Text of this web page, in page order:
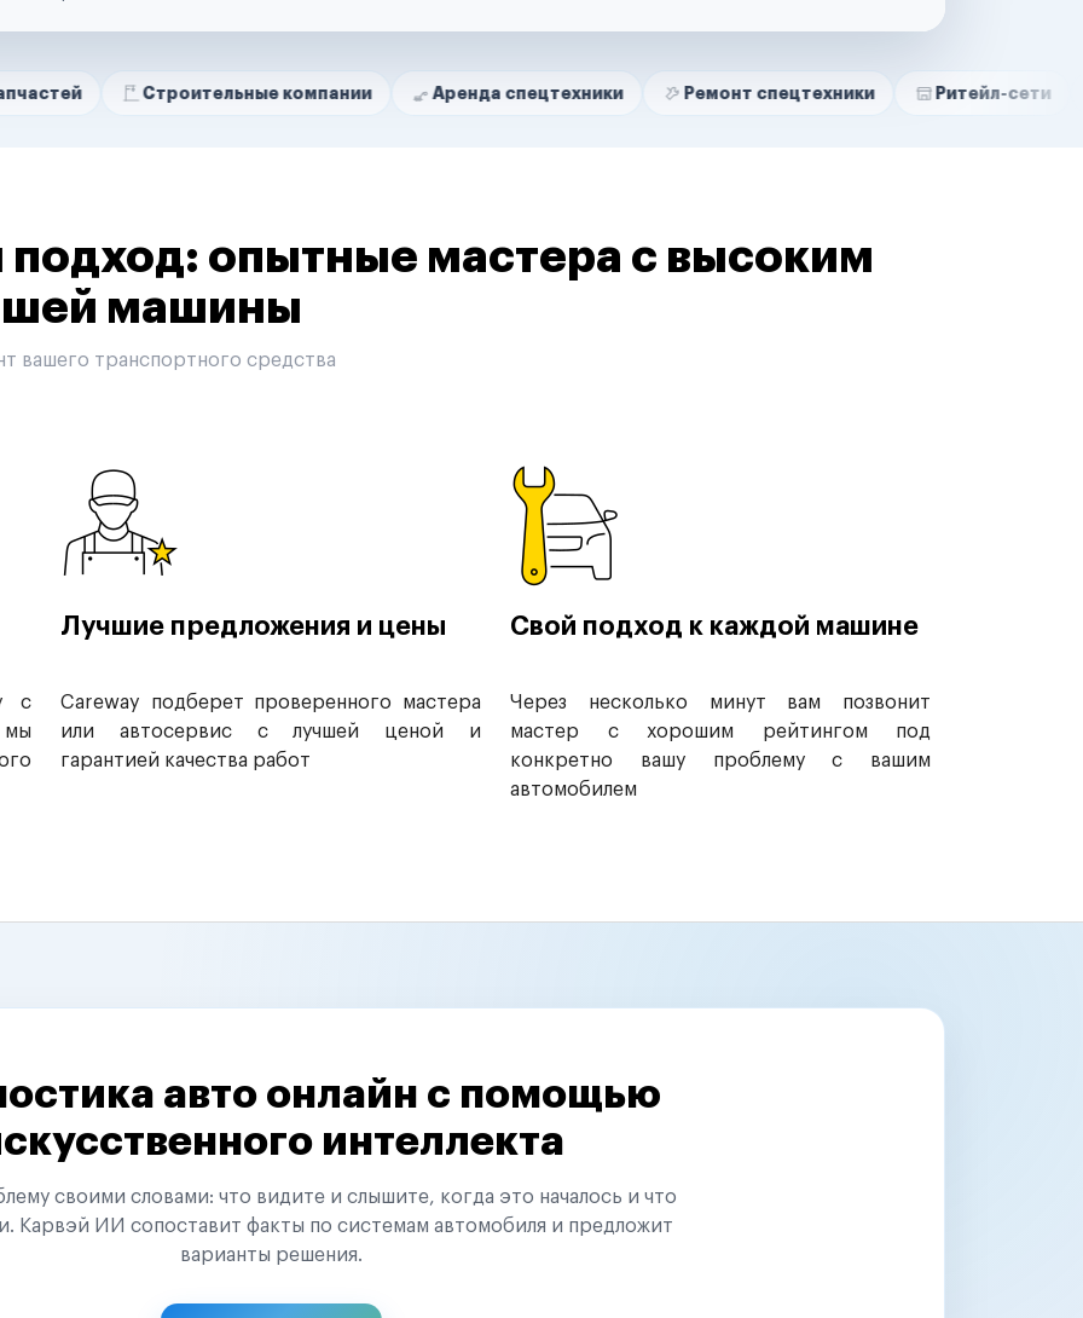
Строительные компании Аренда спецтехники Ремонт спецтехники Ритейл-сети
опытные мастера с высоким
машины
вашего транспортного средства
с
мы
Лучшие предложения и цены
Careway подберет проверенного мастера
или автосервис с лучшей ценой и
гарантией качества работ
Свой подход к каждой машине
Через несколько минут вам позвонит
мастер с хорошим рейтингом под
конкретно вашу проблему с вашим
автомобилем
авто онлайн с помощью
интеллекта
своими словами: что видите и слышите, когда это началось и что
Карвэй ИИ сопоставит факты по системам автомобиля и предложит
варианты решения.